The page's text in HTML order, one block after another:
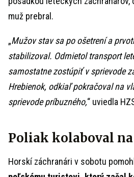
muž prebral.
„Mužov stav sa po ošetrení a
stabilizoval. Odmietol transport
samostatne zostúpiť v sprievode
Hrebienok, odkiaľ pokračoval na
sprievode príbuzného,“ uviedla
Poliak kolaboval
Horskí záchranári v sobotu